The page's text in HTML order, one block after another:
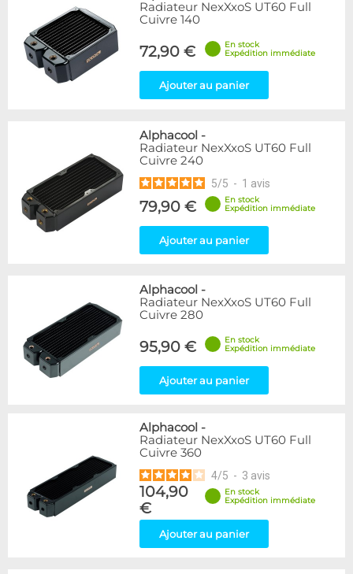
Radiateur NexXxoS UT60 Full
Cuivre 140
72,90 €
En stock
Expédition immédiate
Ajouter au panier
Alphacool -
Radiateur NexXxoS UT60 Full
Cuivre 240
5/5 - 1 avis
79,90 €
En stock
Expédition immédiate
Ajouter au panier
Alphacool -
Radiateur NexXxoS UT60 Full
Cuivre 280
95,90 €
En stock
Expédition immédiate
Ajouter au panier
Alphacool -
Radiateur NexXxoS UT60 Full
Cuivre 360
4/5 - 3 avis
104,90
€
En stock
Expédition immédiate
Ajouter au panier